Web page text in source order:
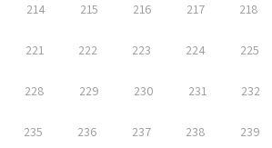
214 215 216 217 218
221 222 223 224 225
228 229 230 231 232
235 236 237 238 239